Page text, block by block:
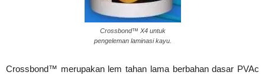
Crossbond™ X4 untuk
pengeleman laminasi kayu.
Crossbond™ merupakan lem tahan lama berbahan dasar PVAc